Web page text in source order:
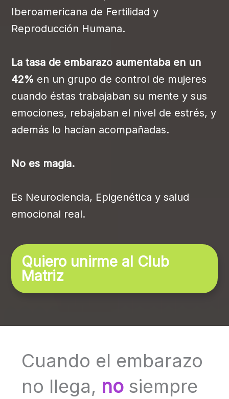
Iberoamericana de Fertilidad y
Reproducción Humana.
La tasa de embarazo aumentaba en un
42% en un grupo de control de mujeres
cuando éstas trabajaban su mente y sus
emociones, rebajaban el nivel de estrés, y
además lo hacían acompañadas.
No es magia.
Es Neurociencia, Epigenética y salud
emocional real.
Quiero unirme al Club
Matriz
Cuando el embarazo
no llega, nosiempre